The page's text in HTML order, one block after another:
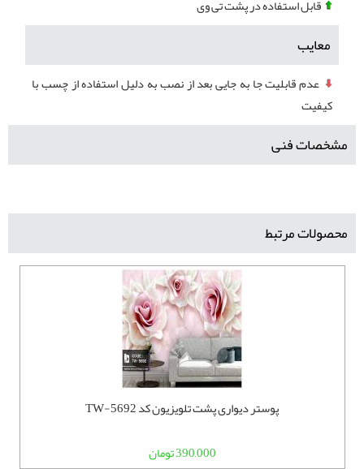
قابل استفاده در پشت تی وی
معایب
عدم قابلیت جا به جایی بعد از نصب به دلیل استفاده از چسب با
کیفیت
مشخصات فنی
محصولات مرتبط
پوستر دیواری پشت تلویزیون کد TW-5692
390,000 تومان